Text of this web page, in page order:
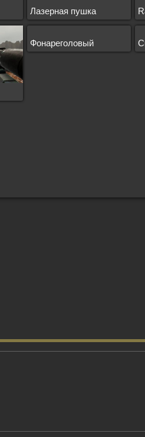
Лазерная пушка
Фонареголовый